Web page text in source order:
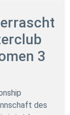
3
des